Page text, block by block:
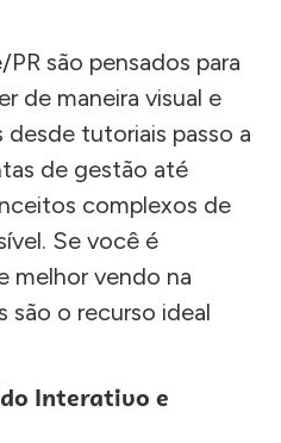
são pensados para
de maneira visual e
tutoriais passo a
de gestão até
complexos de
Se você é
melhor vendo na
são o recurso ideal
Interativo e